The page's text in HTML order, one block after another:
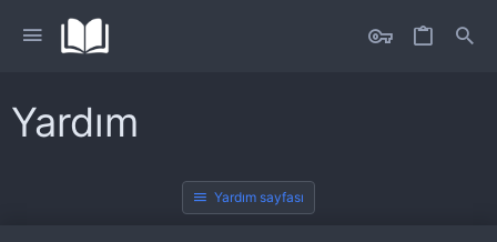
Yardım
Yardım sayfası